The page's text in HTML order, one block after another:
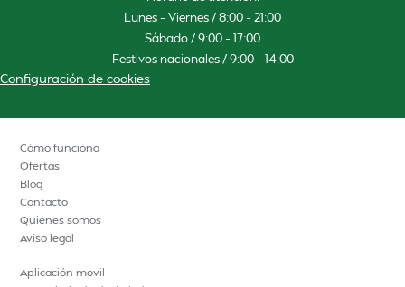
Lunes – Viernes / 8:00 – 21:00
Sábado / 9:00 – 17:00
Festivos nacionales / 9:00 – 14:00
Configuración de cookies
Cómo funciona
Ofertas
Blog
Contacto
Quiénes somos
Aviso legal
Aplicación movil